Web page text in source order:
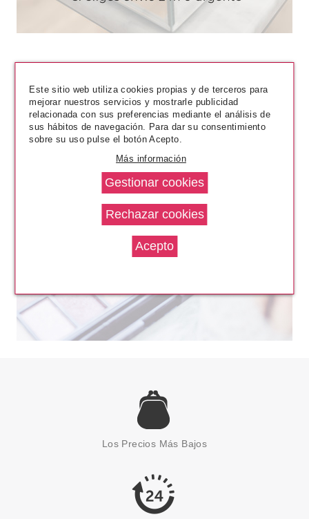
CHRISTIAN DIOR
ROLLER-PEARL EDT 20 ML
Pvr 47.35€
-16%
desde
39.95€
CHRISTIAN DIOR
CHRISTIAN DIOR DIORLING
EDT 100 ML
77.95€
Los Precios Más Bajos
Este sitio web utiliza cookies propias y de terceros para
mejorar nuestros servicios y mostrarle publicidad
relacionada con sus preferencias mediante el análisis de
sus hábitos de navegación. Para dar su consentimiento
sobre su uso pulse el botón Acepto.
Más información